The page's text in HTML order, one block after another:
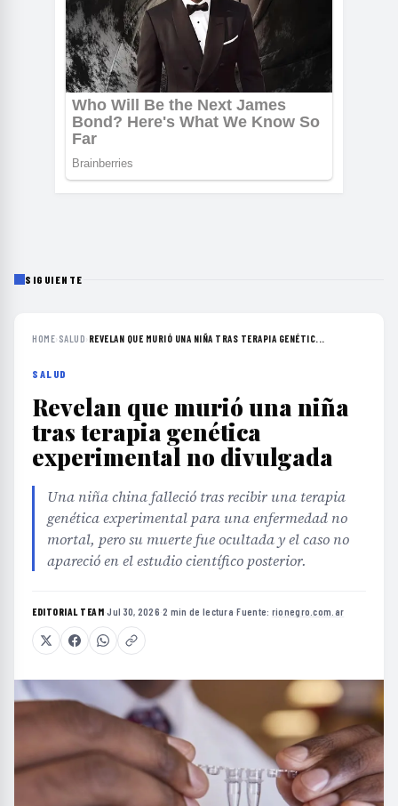
SIGUIENTE
HOME› SALUD› REVELAN QUE MURIÓ UNA NIÑA TRAS TERAPIA GENÉTIC...
SALUD
Revelan que murió una niña
tras terapia genética
experimental no divulgada
Una niña china falleció tras recibir una terapia
genética experimental para una enfermedad no
mortal, pero su muerte fue ocultada y el caso no
apareció en el estudio científico posterior.
EDITORIAL TEAM·Jul 30, 2026·2 min de lectura·Fuente: rionegro.com.ar